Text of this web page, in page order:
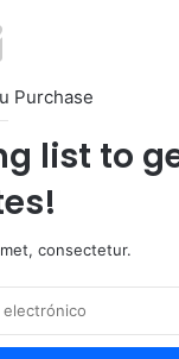
Purchase
list to
consectetur.